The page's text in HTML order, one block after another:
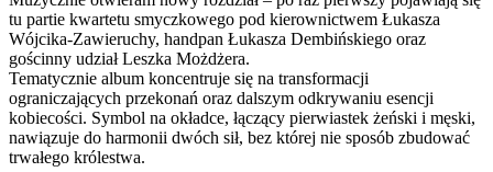
tu partie kwartetu smyczkowego pod kierownictwem Łukasza
Wójcika-Zawieruchy, handpan Łukasza Dembińskiego oraz
gościnny udział Leszka Możdżera.
Tematycznie album koncentruje się na transformacji
ograniczających przekonań oraz dalszym odkrywaniu esencji
kobiecości. Symbol na okładce, łączący pierwiastek żeński i męski,
nawiązuje do harmonii dwóch sił, bez której nie sposób zbudować
trwałego królestwa.